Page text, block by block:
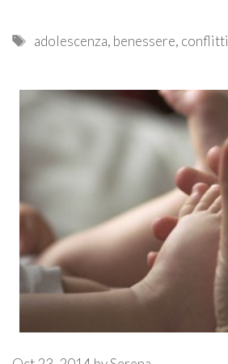
Tags
adolescenza, benessere, conflitti